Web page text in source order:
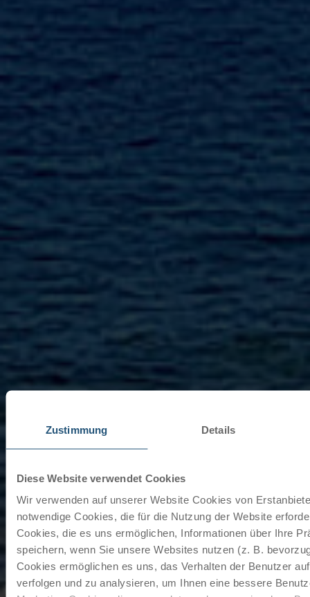
Zustimmung Details
Diese Website verwendet Cookies
Wir verwenden auf unserer Website Cookies von
notwendige Cookies, die für die Nutzung der Website
Cookies, die es uns ermöglichen, Informationen über Ihre
speichern, wenn Sie unsere Websites nutzen (z. B.
Cookies ermöglichen es uns, das Verhalten der Benutzer
verfolgen und zu analysieren, um Ihnen eine bessere